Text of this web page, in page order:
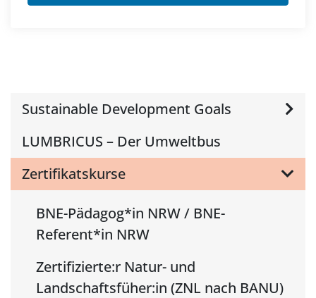
Sustainable Development Goals
LUMBRICUS – Der Umweltbus
Zertifikatskurse
BNE-Pädagog*in NRW / BNE-
Referent*in NRW
Zertifizierte:r Natur- und
Landschaftsfüher:in (ZNL nach BANU)